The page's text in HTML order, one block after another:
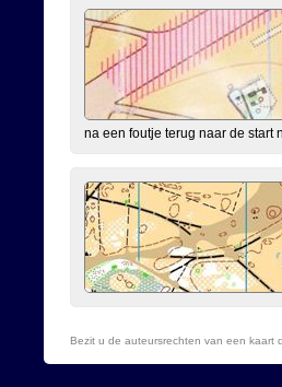
na een foutje terug naar de start
Bezit u de auteursrechten van een